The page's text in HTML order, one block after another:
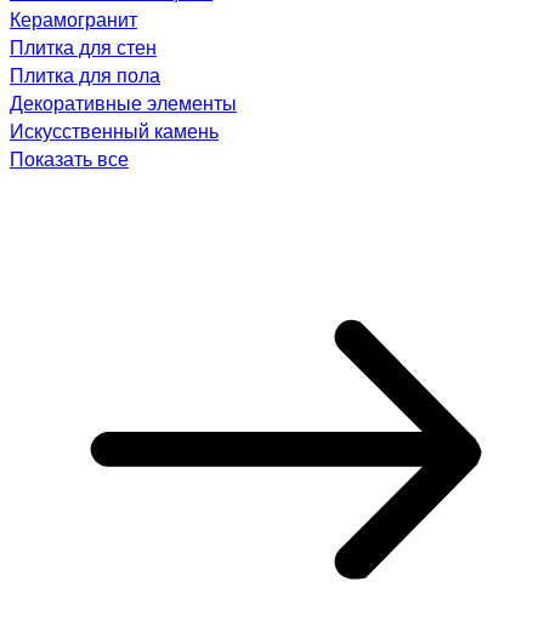
Керамогранит
Плитка для стен
Плитка для пола
Декоративные элементы
Искусственный камень
Показать все